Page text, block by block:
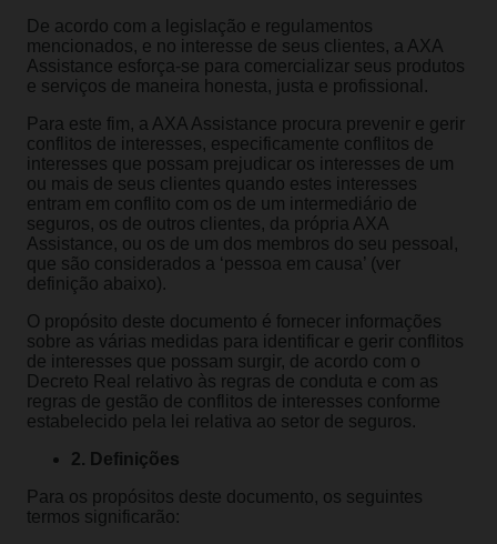
De acordo com a legislação e regulamentos
mencionados, e no interesse de seus clientes, a AXA
Assistance esforça-se para comercializar seus produtos
e serviços de maneira honesta, justa e profissional.
Para este fim, a AXA Assistance procura prevenir e gerir
conflitos de interesses, especificamente conflitos de
interesses que possam prejudicar os interesses de um
ou mais de seus clientes quando estes interesses
entram em conflito com os de um intermediário de
seguros, os de outros clientes, da própria AXA
Assistance, ou os de um dos membros do seu pessoal,
que são considerados a ‘pessoa em causa’ (ver
definição abaixo).
O propósito deste documento é fornecer informações
sobre as várias medidas para identificar e gerir conflitos
de interesses que possam surgir, de acordo com o
Decreto Real relativo às regras de conduta e com as
regras de gestão de conflitos de interesses conforme
estabelecido pela lei relativa ao setor de seguros.
2. Definições
Para os propósitos deste documento, os seguintes
termos significarão: